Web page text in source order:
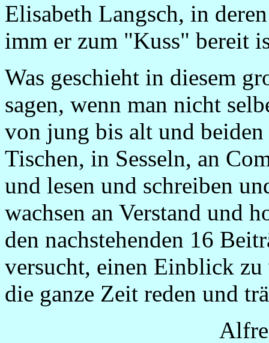
Elisabeth Langsch, in
imm er zum "Kuss" bereit
Was geschieht in diesem
sagen, wenn man nicht
von jung bis alt und
Tischen, in Sesseln, an
und lesen und schreiben
wachsen an Verstand und
den nachstehenden 16
versucht, einen Einblick
die ganze Zeit reden und